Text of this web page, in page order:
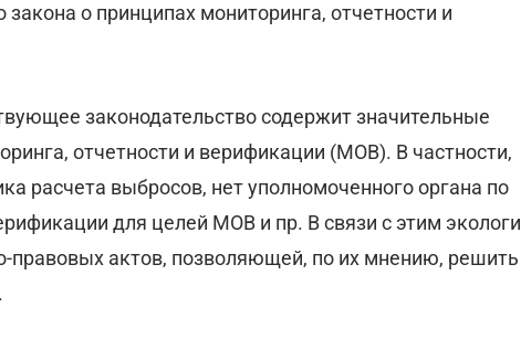
о принципах мониторинга, отчетности и
законодательство содержит значительные
отчетности и верификации (МОВ). В частности,
расчета выбросов, нет уполномоченного органа по
для целей МОВ и пр. В связи с этим экологи
правовых актов, позволяющей, по их мнению, решить